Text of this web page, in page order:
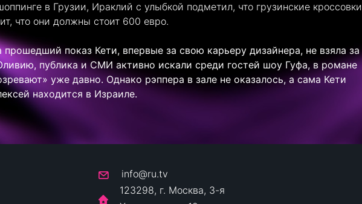
в Грузии, Ираклий с улыбкой подметил, что грузинские кроссовки
что они должны стоит 600 евро.
прошедший показ Кети, впервые за свою карьеру дизайнера, не взяла за
публика и СМИ активно искали среди гостей шоу Гуфа, в романе
уже давно. Однако рэппера в зале не оказалось, а сама Кети
находится в Израиле.
info@ru.tv
123298, г. Москва, 3-я